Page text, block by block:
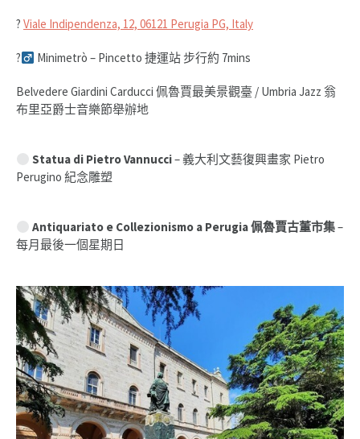
? Viale Indipendenza, 12, 06121 Perugia PG, Italy
?‍ Minimetrò – Pincetto 捷運站 步行約 7mins
Belvedere Giardini Carducci 佩魯賈最美景觀臺 / Umbria Jazz 翁
布里亞爵士音樂節舉辦地
Statua di Pietro Vannucci– 義大利文藝復興畫家 Pietro
Perugino 紀念雕塑
Antiquariato e Collezionismo a Perugia 佩魯賈古董市集–
每月最後一個星期日